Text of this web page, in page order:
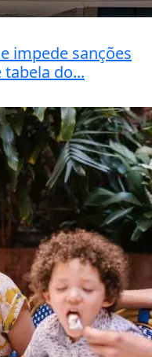
impede sanções
do...